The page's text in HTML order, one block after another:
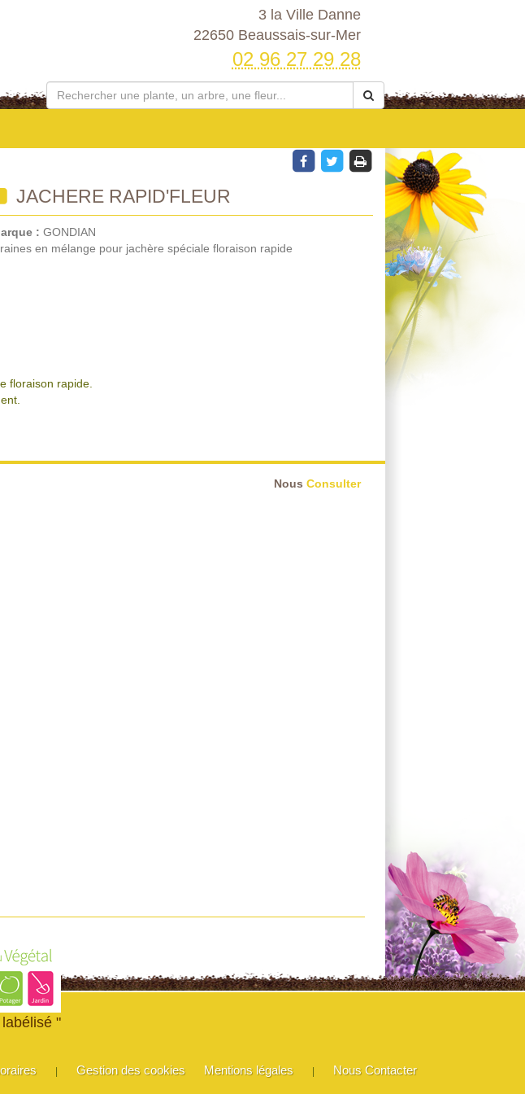
3 la Ville Danne
22650 Beaussais-sur-Mer
02 96 27 29 28
JACHERE RAPID'FLEUR
: GONDIAN
en mélange pour jachère spéciale floraison rapide
floraison rapide.
Nous Consulter
"
| Gestion des cookies Mentions légales | Nous Contacter